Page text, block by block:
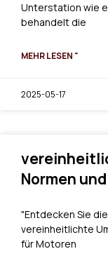
Unterstation wie
behandelt die
MEHR LESEN "
2025-05-17
Normen
"Entdecken Sie
vereinheitlichte
für Motoren